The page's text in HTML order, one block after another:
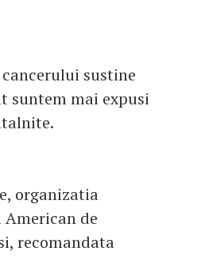
sustine
suntem mai expusi
organizatia
de
recomandata